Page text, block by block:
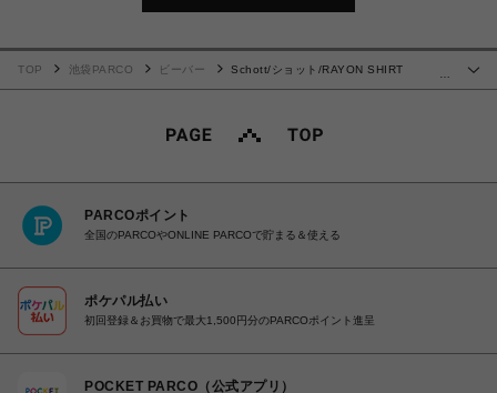
TOP 池袋PARCO ビーバー
Schott/ショット/RAYON SHIRT
PARCOポイント
全国のPARCOやONLINE PARCOで貯まる＆使える
ポケパル払い
初回登録＆お買物で最大1,500円分のPARCOポイント進呈
POCKET PARCO（公式アプリ）